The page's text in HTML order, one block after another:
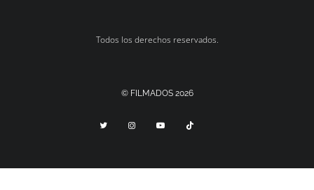
Todos los derechos reservados.
© FILMADOS 2026